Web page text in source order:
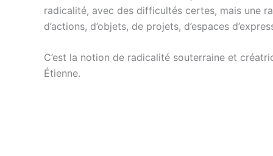
radicalité, avec des difficultés certes, mais une
d’actions, d’objets, de projets, d’espaces
C’est la notion de radicalité souterraine et
Étienne.